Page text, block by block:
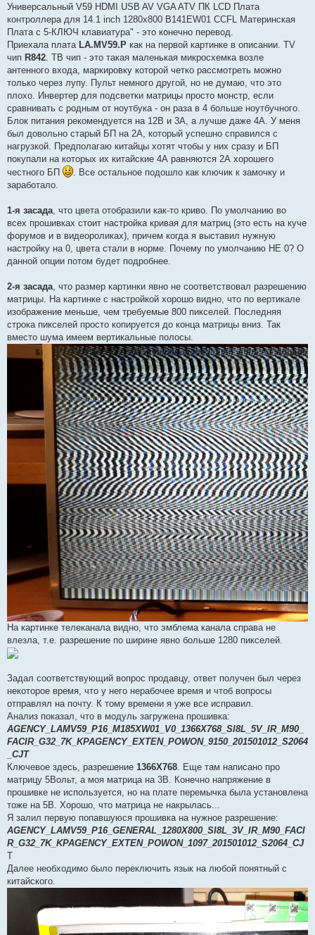
Универсальный V59 HDMI USB AV VGA ATV ПК LCD Плата
контроллера для 14.1 inch 1280x800 B141EW01 CCFL Материнская
Плата с 5-КЛЮЧ клавиатура" - это конечно перевод.
Приехала плата LA.MV59.P как на первой картинке в описании. TV
чип R842 . ТВ чип - это такая маленькая микросхемка возле
антенного входа, маркировку которой четко рассмотреть можно
только через лупу. Пульт немного другой, но не думаю, что это
плохо. Инвертер для подсветки матрицы просто монстр, если
сравнивать с родным от ноутбука - он раза в 4 больше ноутбучного.
Блок питания рекомендуется на 12В и 3А, а лучше даже 4А. У меня
был довольно старый БП на 2А, который успешно справился с
нагрузкой. Предполагаю китайцы хотят чтобы у них сразу и БП
покупали на которых их китайские 4А равняются 2А хорошего
честного БП
. Все остальное подошло как ключик к замочку и
заработало.
1-я засада , что цвета отобразили как-то криво. По умолчанию во
всех прошивках стоит настройка кривая для матриц (это есть на куче
форумов и в видеороликах), причем когда я выставил нужную
настройку на 0, цвета стали в норме. Почему по умолчанию НЕ 0? О
данной опции потом будет подробнее.
2-я засада , что размер картинки явно не соответствовал разрешению
матрицы. На картинке с настройкой хорошо видно, что по вертикале
изображение меньше, чем требуемые 800 пикселей. Последняя
строка пикселей просто копируется до конца матрицы вниз. Так
вместо шума имеем вертикальные полосы.
На картинке телеканала видно, что эмблема канала справа не
влезла, т.е. разрешение по ширине явно больше 1280 пикселей.
Задал соответствующий вопрос продавцу, ответ получен был через
некоторое время, что у него нерабочее время и чтоб вопросы
отправлял на почту. К тому времени я уже все исправил.
Анализ показал, что в модуль загружена прошивка:
AGENCY_LAMV59_P16_M185XW01_V0_1366X768_SI8L_5V_IR_M90_
FACIR_G32_7K_KPAGENCY_EXTEN_POWON_9150_201501012_S2064
_CJT
Ключевое здесь, разрешение 1366X768 . Еще там написано про
матрицу 5Вольт, а моя матрица на 3В. Конечно напряжение в
прошивке не используется, но на плате перемычка была установлена
тоже на 5В. Хорошо, что матрица не накрылась...
Я залил первую попавшуюся прошивка на нужное разрешение:
AGENCY_LAMV59_P16_GENERAL_1280X800_SI8L_3V_IR_M90_FACI
R_G32_7K_KPAGENCY_EXTEN_POWON_1097_201501012_S2064_CJ
T
Далее необходимо было переключить язык на любой понятный с
китайского.